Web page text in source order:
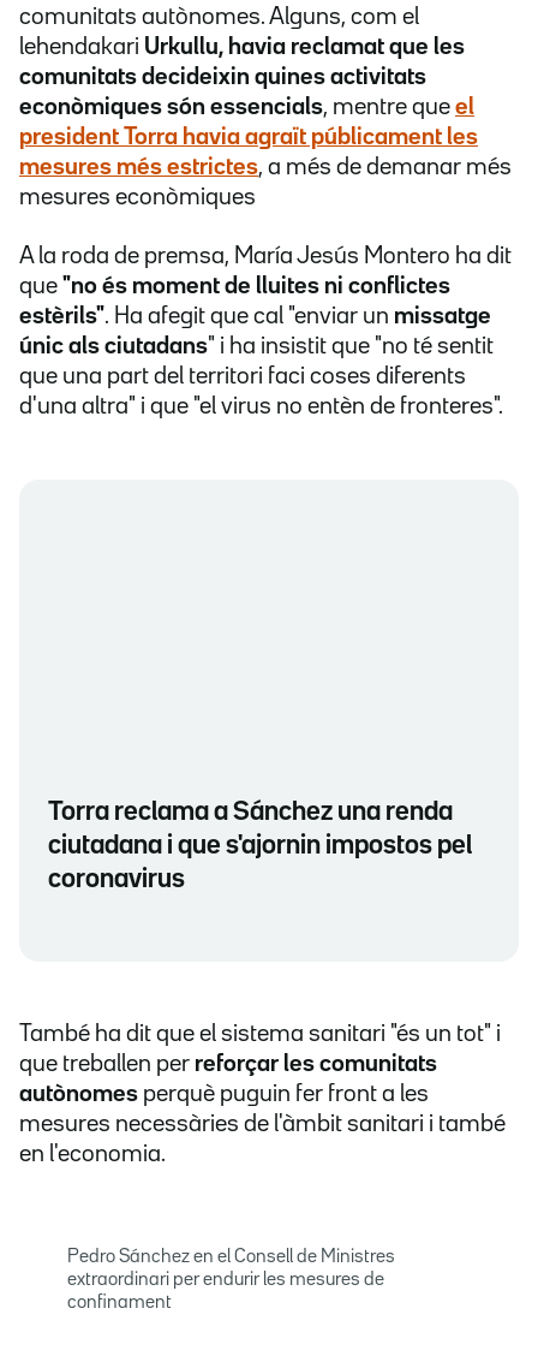
comunitats autònomes. Alguns, com el
lehendakari Urkullu, havia reclamat que les
comunitats decideixin quines activitats
econòmiques són essencials, mentre que el
president Torra havia agraït públicament les
mesures més estrictes, a més de demanar més
mesures econòmiques
A la roda de premsa, María Jesús Montero ha dit
que "no és moment de lluites ni conflictes
estèrils". Ha afegit que cal "enviar un missatge
únic als ciutadans" i ha insistit que "no té sentit
que una part del territori faci coses diferents
d'una altra" i que "el virus no entèn de fronteres".
Torra reclama a Sánchez una renda
ciutadana i que s'ajornin impostos pel
coronavirus
També ha dit que el sistema sanitari "és un tot" i
que treballen per reforçar les comunitats
autònomes perquè puguin fer front a les
mesures necessàries de l'àmbit sanitari i també
en l'economia.
Pedro Sánchez en el Consell de Ministres
extraordinari per endurir les mesures de
confinament